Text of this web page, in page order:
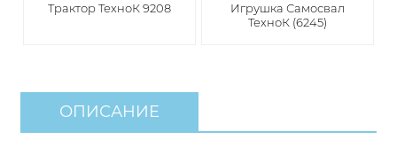
Трактор ТехноК 9208
Игрушка Самосвал
ТехноК (6245)
ОПИСАНИЕ